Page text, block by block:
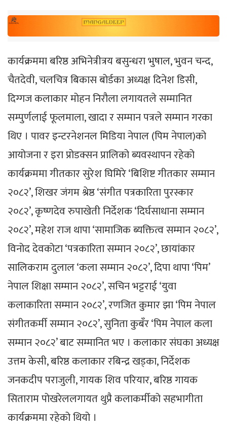
कार्यक्रममा बरिष्ठ अभिनेत्रीत्रय बसुन्धरा भुषाल, भुवन चन्द,
चैतदेवी, चलचित्र बिकास बोर्डका अध्यक्ष दिनेश डिसी,
दिग्गज कलाकार मोहन निरौला लगायतले सम्मानित
सम्पुर्णलाई फूलमाला, खादा र सम्मान पत्रले सम्मान गरका
थिए । पावर इन्टरनेशनल मिडिया नेपाल (पिम नेपाल)को
आयोजना र इरा प्रोडक्सन प्रालिको ब्यवस्थापन रहेको
कार्यक्रममा गीतकार सुरेश घिमिरे ‘बिशिष्ट गीतकार सम्मान
२०८२’, शिखर जंगम श्रेष्ठ ‘संगीत पत्रकारिता पुरस्कार
२०८२’, कृष्णदेव रुपाखेती निर्देशक ‘दिर्घसाधाना सम्मान
२०८२’, महेश राज थापा ‘सामाजिक ब्यक्तित्व सम्मान २०८२’,
विनोद देवकोटा ‘पत्रकारिता सम्मान २०८२’, छायांकार
सालिकराम दुलाल ‘कला सम्मान २०८२’, दिपा थापा ‘पिम’
नेपाल शिक्षा सम्मान २०८२’, सचिन भट्टराई ‘युवा
कलाकारिता सम्मान २०८२’, रणजित कुमार झा ‘पिम नेपाल
संगीतकर्मी सम्मान २०८२’, सुनिता कुबँर ‘पिम नेपाल कला
सम्मान २०८२’ बाट सम्मानित भए । कलाकार संघका अध्यक्ष
उत्तम केसी, बरिष्ठ कलाकार रबिन्द्र खड्का, निर्देशक
जनकदीप पराजुली, गायक शिव परियार, बरिष्ठ गायक
सिताराम पोखरेललगायत थुप्रै कलाकर्मीको सहभागीता
कार्यक्रममा रहेको थियो ।